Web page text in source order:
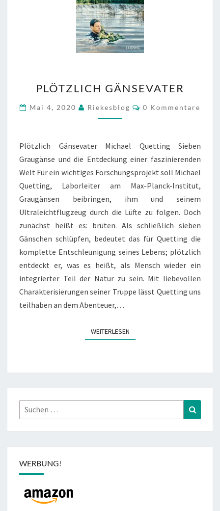
GÄNSEVATER
PLÖTZLICH GÄNSEVATER
Mai 4, 2020 Riekesblog Kommentare
0 Kommentare
Plötzlich Gänsevater Michael Quetting Sieben
Graugänse und die Entdeckung einer faszinierenden
Welt Für ein wichtiges Forschungsprojekt soll Michael
Quetting, Laborleiter am Max-Planck-Institut,
Graugänsen beibringen, ihm und seinem
Ultraleichtflugzeug durch die Lüfte zu folgen. Doch
zunächst heißt es: brüten. Als schließlich sieben
Gänschen schlüpfen, bedeutet das für Quetting die
komplette Entschleunigung seines Lebens; plötzlich
entdeckt er, was es heißt, als Mensch wieder ein
integrierter Teil der Natur zu sein. Mit liebevollen
Charakterisierungen seiner Truppe lässt Quetting uns
teilhaben an dem Abenteuer,…
WEITERLESENWEITERLESEN
Suchen
nach:
WERBUNG!